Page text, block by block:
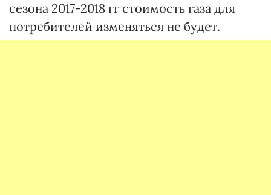
сезона 2017-2018 гг стоимость газа для
потребителей изменяться не будет.